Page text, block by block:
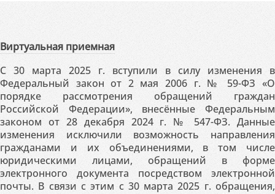
Виртуальная приемная
С 30 марта 2025 г. вступили в силу изменения в
Федеральный закон от 2 мая 2006 г. № 59-ФЗ «О
порядке рассмотрения обращений граждан
Российской Федерации», внесённые Федеральным
законом от 28 декабря 2024 г. № 547-ФЗ. Данные
изменения исключили возможность направления
гражданами и их объединениями, в том числе
юридическими лицами, обращений в форме
электронного документа посредством электронной
почты. В связи с этим с 30 марта 2025 г. обращения,